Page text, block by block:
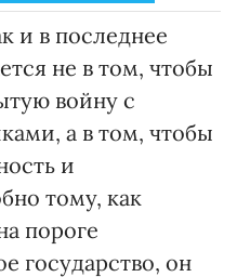
и в последнее
не в том, чтобы
войну с
а в том, чтобы
и
тому, как
пороге
государство, он